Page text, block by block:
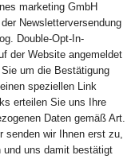
marketing GmbH
Newsletterversendung
Double-Opt-In-
der Website angemeldet
um die Bestätigung
speziellen Link
erteilen Sie uns Ihre
Daten gemäß Art.
senden wir Ihnen erst zu,
und uns damit bestätigt